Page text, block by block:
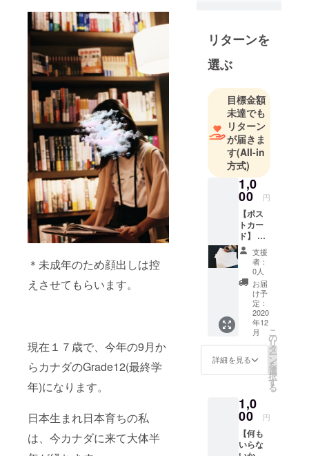
＊未成年のため顔出しは控
えさせてもらいます。
現在１７歳で、今年の9月か
らカナダのGrade12(最終学
年)になります。
日本生まれ日本育ちの私
は、今カナダに来て大体半
画を世界に
と。
留学を続け
るためのプ
ロジェクト
をやってい
ます。あな
たの暖かい
ご支援待っ
ています。
リターンを
選ぶ
目標金額
未達でも
リターン
が届きま
す(All-in
方式)
1,0
00 円
【ポス
トカー
ド】 カ
ナダか
ら送る
ポスト
カー
ド。 カ
ナダの
綺麗な
景色な
どな
ど、、
何種類
かあり
ます。
ポスト
カード
が届く
かはお
楽しみ
支援
者：
0人
お届
け予
定：
2020
年12
月
詳細を見る
こ
の
リ
タ
ー
ン
を
選
択
す
る
1,0
00 円
【何も
いらな